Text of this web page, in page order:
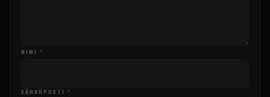
NIMI *
SÄHKÖPOSTI *